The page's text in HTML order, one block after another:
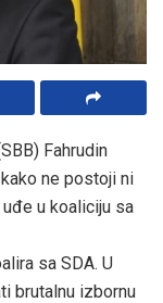
Fahrudin
ne postoji ni
u koaliciju sa
sa SDA. U
brutalnu izbornu